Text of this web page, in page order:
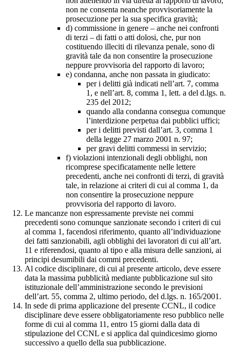
non ne consenta neanche provvisoriamente la
prosecuzione per la sua specifica gravità;
d) commissione in genere – anche nei confronti
di terzi – di fatti o atti dolosi, che, pur non
costituendo illeciti di rilevanza penale, sono di
gravità tale da non consentire la prosecuzione
neppure provvisoria del rapporto di lavoro;
e) condanna, anche non passata in giudicato:
per i delitti già indicati nell’art. 7, comma
1, e nell’art. 8, comma 1, lett. a del d.lgs. n.
235 del 2012;
quando alla condanna consegua comunque
l’interdizione perpetua dai pubblici uffici;
per i delitti previsti dall’art. 3, comma 1
della legge 27 marzo 2001 n. 97;
per gravi delitti commessi in servizio;
f) violazioni intenzionali degli obblighi, non
ricomprese specificatamente nelle lettere
precedenti, anche nei confronti di terzi, di gravità
tale, in relazione ai criteri di cui al comma 1, da
non consentire la prosecuzione neppure
provvisoria del rapporto di lavoro.
Le mancanze non espressamente previste nei commi
precedenti sono comunque sanzionate secondo i criteri di cui
al comma 1, facendosi riferimento, quanto all’individuazione
dei fatti sanzionabili, agli obblighi dei lavoratori di cui all’art.
11 e riferendosi, quanto al tipo e alla misura delle sanzioni, ai
principi desumibili dai commi precedenti.
Al codice disciplinare, di cui al presente articolo, deve essere
data la massima pubblicità mediante pubblicazione sul sito
istituzionale dell’amministrazione secondo le previsioni
dell’art. 55, comma 2, ultimo periodo, del d.lgs. n. 165/2001.
In sede di prima applicazione del presente CCNL, il codice
disciplinare deve essere obbligatoriamente reso pubblico nelle
forme di cui al comma 11, entro 15 giorni dalla data di
stipulazione del CCNL e si applica dal quindicesimo giorno
successivo a quello della sua pubblicazione.